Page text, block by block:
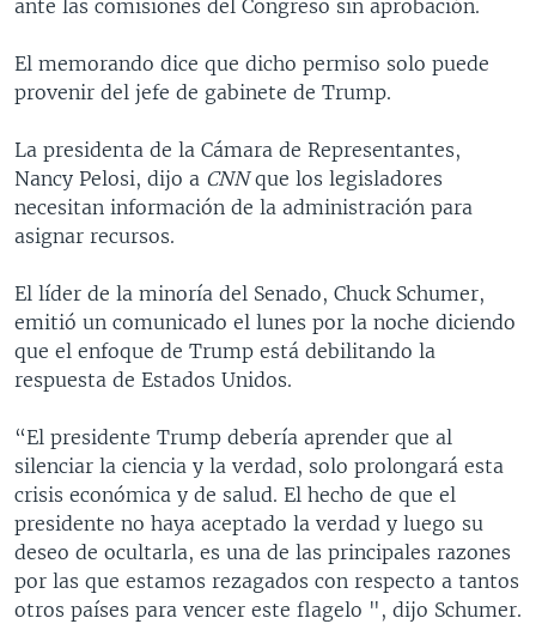
ante las comisiones del Congreso sin aprobación.
El memorando dice que dicho permiso solo puede
provenir del jefe de gabinete de Trump.
La presidenta de la Cámara de Representantes,
Nancy Pelosi, dijo a CNNque los legisladores
necesitan información de la administración para
asignar recursos.
El líder de la minoría del Senado, Chuck Schumer,
emitió un comunicado el lunes por la noche diciendo
que el enfoque de Trump está debilitando la
respuesta de Estados Unidos.
“El presidente Trump debería aprender que al
silenciar la ciencia y la verdad, solo prolongará esta
crisis económica y de salud. El hecho de que el
presidente no haya aceptado la verdad y luego su
deseo de ocultarla, es una de las principales razones
por las que estamos rezagados con respecto a tantos
otros países para vencer este flagelo ", dijo Schumer.